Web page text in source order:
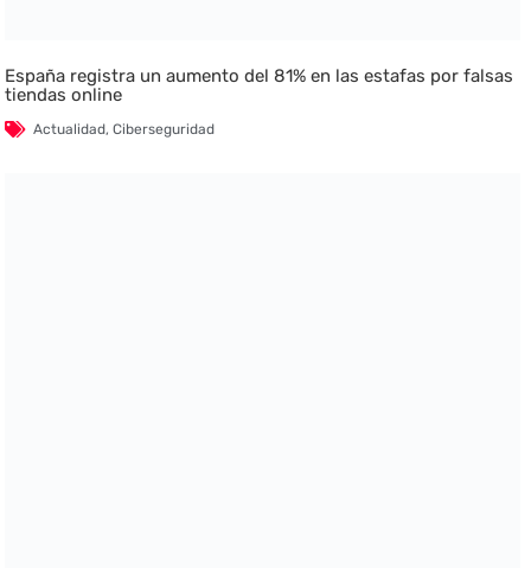
España registra un aumento del 81% en las estafas por falsas
tiendas online
Actualidad,Ciberseguridad